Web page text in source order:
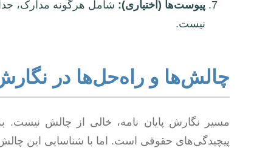
پیوست‌ها (اختیاری): شامل هرگونه مدارک،
نیست.
چالش‌ها و راه‌حل‌ها در
مسیر نگارش پایان نامه، خالی از چالش نیست.
پیچیدگی‌های حقوقی است. اما با شناسایی این